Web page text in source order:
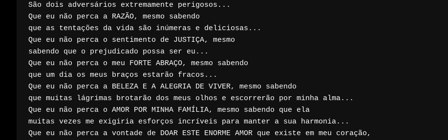
São dois adversários extremamente perigosos...
Que eu não perca a RAZÃO, mesmo sabendo
que as tentações da vida são inúmeras e deliciosas...
Que eu não perca o sentimento de JUSTIÇA, mesmo
sabendo que o prejudicado possa ser eu...
Que eu não perca o meu FORTE ABRAÇO, mesmo sabendo
que um dia os meus braços estarão fracos...
Que eu não perca a BELEZA E A ALEGRIA DE VIVER, mesmo sabendo
que muitas lágrimas brotarão dos meus olhos e escorrerão por minha alma...
Que eu não perca o AMOR POR MINHA FAMÍLIA, mesmo sabendo que ela
muitas vezes me exigiria esforços incríveis para manter a sua harmonia...
Que eu não perca a vontade de DOAR ESTE ENORME AMOR que existe em meu coração,